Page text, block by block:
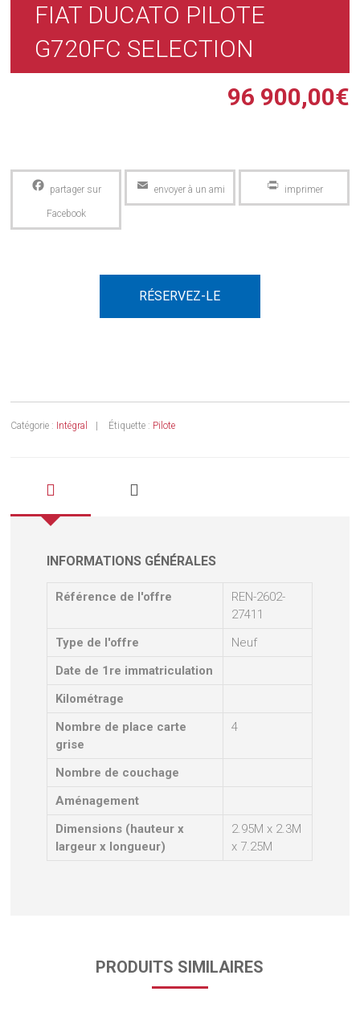
FIAT DUCATO PILOTE
G720FC SELECTION
96 900,00€
Facebook Email PrintFriendly
RÉSERVEZ-LE
Catégorie : Intégral Étiquette : Pilote
INFORMATIONS GÉNÉRALES
Référence de l'offre
REN-2602-
27411
Type de l'offre
Neuf
Date de 1re immatriculation
Kilométrage
Nombre de place carte
grise
4
Nombre de couchage
Aménagement
Dimensions (hauteur x
largeur x longueur)
2.95M x 2.3M
x 7.25M
PRODUITS SIMILAIRES